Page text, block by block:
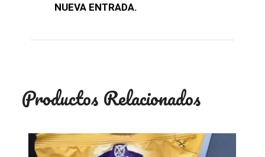
NUEVA ENTRADA.
Productos Relacionados